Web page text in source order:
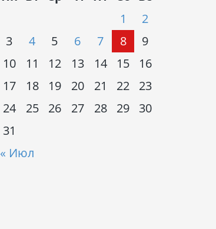
« Июл
1
2
3
4 5 6 7 8
9
10
11 12 13 14 15
16
17
18 19 20 21 22
23
24
25 26 27 28 29
30
31